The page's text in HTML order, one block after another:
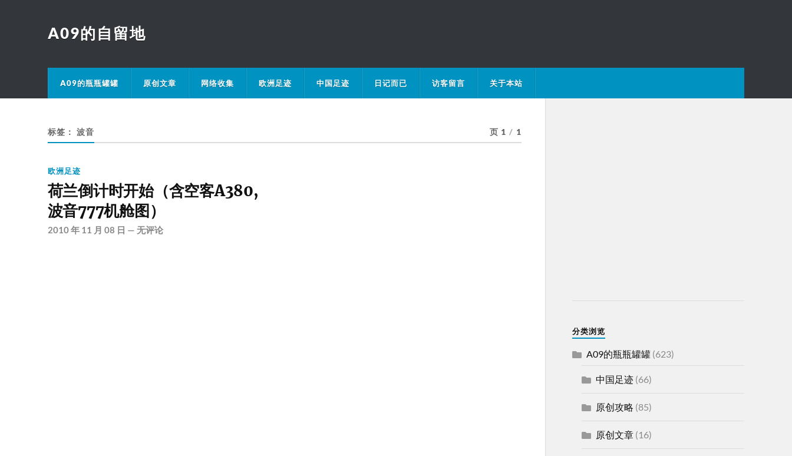
A09的自留地
A09的瓶瓶罐罐 原创文章 网络收集 欧洲足迹 中国足迹 日记而已 访客留言 关于本站
标签： 波音 页 1 / 1
欧洲足迹
荷兰倒计时开始（含空客A380,
波音777机舱图）
2010 年 11 月 08 日 — 无评论
分类浏览
A09的瓶瓶罐罐(623)
中国足迹(66)
原创攻略 (85)
原创文章(16)